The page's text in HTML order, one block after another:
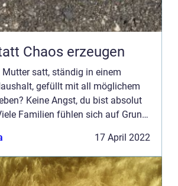
Chaos erzeugen
Mutter satt, ständig in einem
gefüllt mit all möglichem
Keine Angst, du bist absolut
Familien fühlen sich auf Grund
17 April 2022